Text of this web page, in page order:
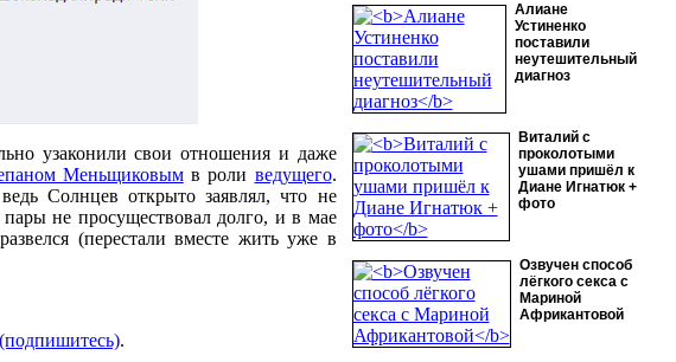
Алиане
Устиненко
поставили
неутешительный
диагноз
Виталий с
проколотыми
ушами пришёл к
Диане Игнатюк +
фото
Озвучен способ
лёгкого секса с
Мариной
Африкантовой
узаконили свои отношения и даже
Меньщиковымв роли ведущего.
Солнцев открыто заявлял, что не
не просуществовал долго, и в мае
(перестали вместе жить уже в
.